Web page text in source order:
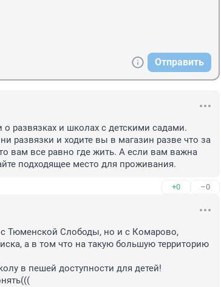
Отправить
развязках и школах с детскими садами.
и ходите вы в магазин разве что за
вам все равно где жить. А если вам важна
подходящее место для проживания.
+0 –0
с Тюменской Слободы, но и с Комарово,
а в том что на такую большую территорию
в пешей доступности для детей!